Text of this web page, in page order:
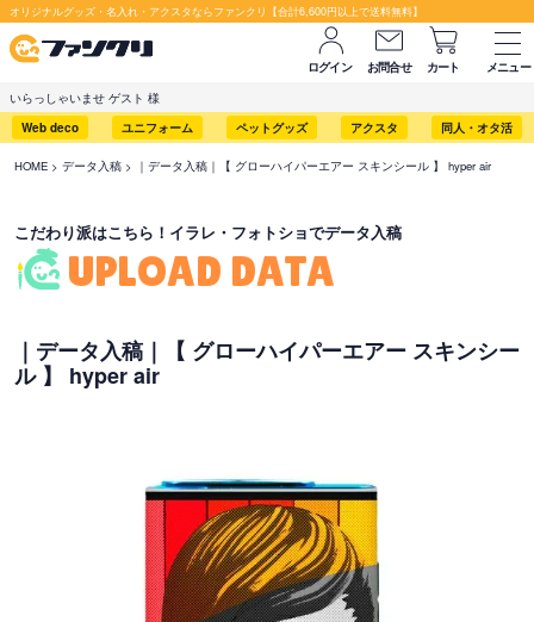
オリジナルグッズ・名入れ・アクスタならファンクリ【合計6,600円以上で送料無料】
ログイン お問合せ カート
メニュー
いらっしゃいませ ゲスト 様
Web deco
ユニフォーム ペットグッズ アクスタ 同人・オタ活
HOME データ入稿 ｜データ入稿｜【 グローハイパーエアー スキンシール 】 hyper air
こだわり派はこちら！イラレ・フォトショでデータ入稿
UPLOAD DATA
｜データ入稿｜【 グローハイパーエアー スキンシー
ル 】 hyper air